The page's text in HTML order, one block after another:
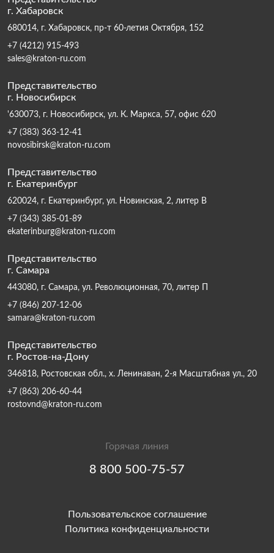
г. Хабаровск
680014, г. Хабаровск, пр-т 60-летия Октября, 152
+7 (4212) 915-493
sales@kraton-ru.com
Представительство
г. Новосибирск
'630073, г. Новосибирск, ул. К. Маркса, 57, офис 620
+7 (383) 363-12-41
novosibirsk@kraton-ru.com
Представительство
г. Екатеринбург
620024, г. Екатеринбург, ул. Новинская, 2, литер В
+7 (343) 385-01-89
ekaterinburg@kraton-ru.com
Представительство
г. Самара
443080, г. Самара, ул. Революционная, 70, литер П
+7 (846) 207-12-06
samara@kraton-ru.com
Представительство
г. Ростов-на-Дону
346818, Ростовская обл., х. Ленинаван, 2-я Масштабная ул., 20
+7 (863) 206-60-44
rostovnd@kraton-ru.com
Горячая линия
8 800 500-75-57
Пользовательское соглашение
Политика конфиденциальности